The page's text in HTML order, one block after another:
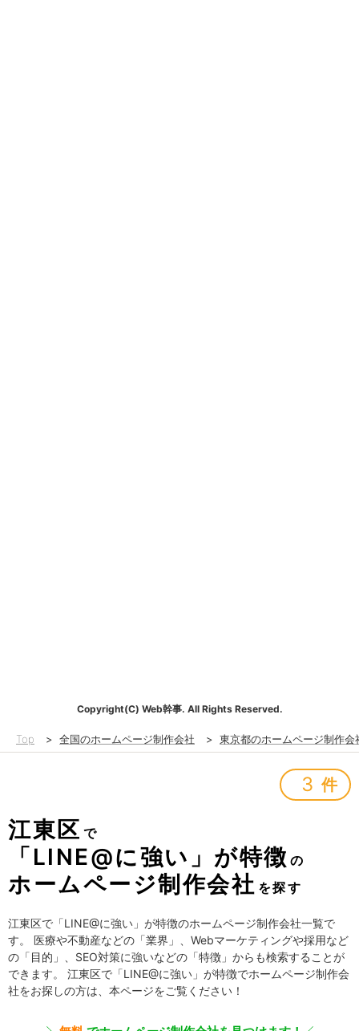
Copyright(C) Web幹事. All Rights Reserved.
Top > 全国のホームページ制作会社 > 東京都のホームページ制作会
3 件
江東区 で
「LINE@に強い」が特徴 の
ホームページ制作会社 を探す
江東区で「LINE@に強い」が特徴のホームページ制作会社一覧で
す。 医療や不動産などの「業界」、Webマーケティングや採用など
の「目的」、SEO対策に強いなどの「特徴」からも検索することが
できます。 江東区で「LINE@に強い」が特徴でホームページ制作会
社をお探しの方は、本ページをご覧ください！